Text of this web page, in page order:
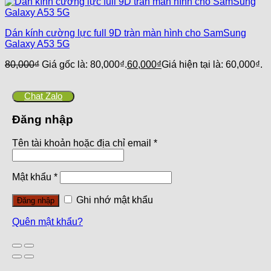
Dán kính cường lực full 9D tràn màn hình cho SamSung
Galaxy A53 5G
80,000₫ Giá gốc là: 80,000₫.60,000₫Giá hiện tại là: 60,000₫.
Chat Zalo
Đăng nhập
Tên tài khoản hoặc địa chỉ email *
Mật khẩu *
Đăng nhập Ghi nhớ mật khẩu
Quên mật khẩu?